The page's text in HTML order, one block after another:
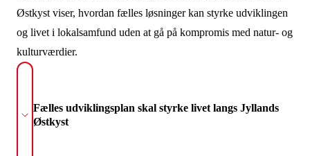
Østkyst viser, hvordan fælles løsninger kan styrke udviklingen
og livet i lokalsamfund uden at gå på kompromis med natur- og
kulturværdier.
Fælles udviklingsplan skal styrke livet langs Jyllands
Østkyst